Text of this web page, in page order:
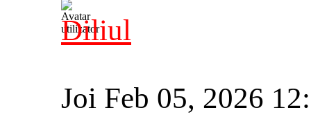
Diliul
Joi Feb 05, 2026